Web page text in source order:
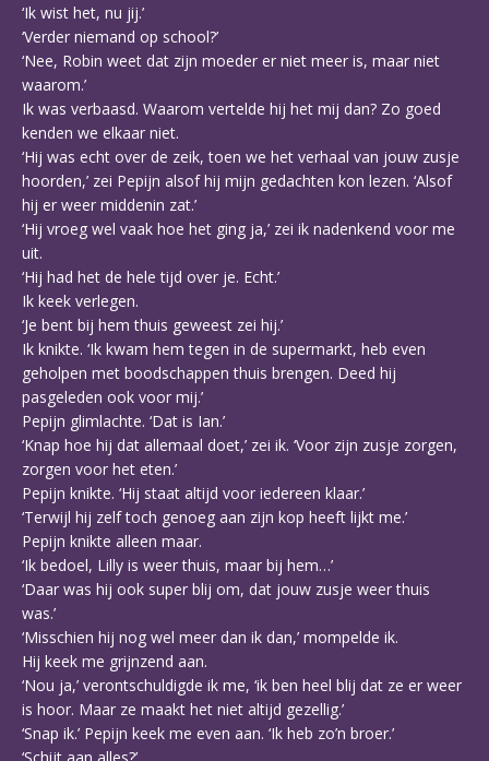
‘Ik wist het, nu jij.’
‘Verder niemand op school?’
‘Nee, Robin weet dat zijn moeder er niet meer is, maar niet
waarom.’
Ik was verbaasd. Waarom vertelde hij het mij dan? Zo goed
kenden we elkaar niet.
‘Hij was echt over de zeik, toen we het verhaal van jouw zusje
hoorden,’ zei Pepijn alsof hij mijn gedachten kon lezen. ‘Alsof
hij er weer middenin zat.’
‘Hij vroeg wel vaak hoe het ging ja,’ zei ik nadenkend voor me
uit.
‘Hij had het de hele tijd over je. Echt.’
Ik keek verlegen.
‘Je bent bij hem thuis geweest zei hij.’
Ik knikte. ‘Ik kwam hem tegen in de supermarkt, heb even
geholpen met boodschappen thuis brengen. Deed hij
pasgeleden ook voor mij.’
Pepijn glimlachte. ‘Dat is Ian.’
‘Knap hoe hij dat allemaal doet,’ zei ik. ‘Voor zijn zusje zorgen,
zorgen voor het eten.’
Pepijn knikte. ‘Hij staat altijd voor iedereen klaar.’
‘Terwijl hij zelf toch genoeg aan zijn kop heeft lijkt me.’
Pepijn knikte alleen maar.
‘Ik bedoel, Lilly is weer thuis, maar bij hem…’
‘Daar was hij ook super blij om, dat jouw zusje weer thuis
was.’
‘Misschien hij nog wel meer dan ik dan,’ mompelde ik.
Hij keek me grijnzend aan.
‘Nou ja,’ verontschuldigde ik me, ‘ik ben heel blij dat ze er weer
is hoor. Maar ze maakt het niet altijd gezellig.’
‘Snap ik.’ Pepijn keek me even aan. ‘Ik heb zo’n broer.’